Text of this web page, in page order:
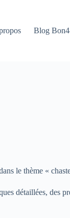
Blog
le thème «
détaillées, des